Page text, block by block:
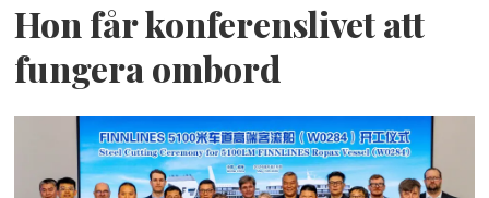
Hon får konferenslivet att
fungera ombord